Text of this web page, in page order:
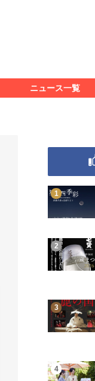
ニュース一覧